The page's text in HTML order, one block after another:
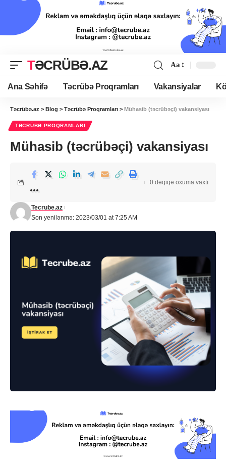
TƏCRÜBƏ.AZ Aa
Ana Səhifə Təcrübə Proqramları Vakansiyalar
Təcrübə.az > Blog > Təcrübə Proqramları > Mühasib (təcrübəçi) vakansiyası
TƏCRÜBƏ PROQRAMLARI
Mühasib (təcrübəçi) vakansiyası
Son yenilənmə: 2023/03/01 at 7:25 AM
Tecrube.az
0 dəqiqə oxuma vaxtı